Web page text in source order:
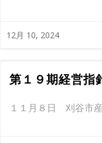
12月 10, 2024
第１９期経営指
１１月８日 刈谷市